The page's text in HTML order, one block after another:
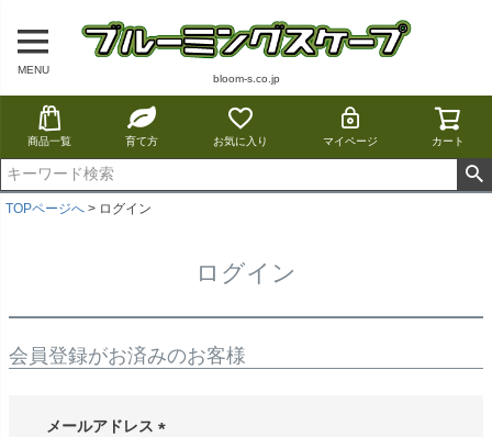
MENU
bloom-s.co.jp
商品一覧 育て方 お気に入り マイページ カート
TOPページへ ログイン
ログイン
会員登録がお済みのお客様
メールアドレス